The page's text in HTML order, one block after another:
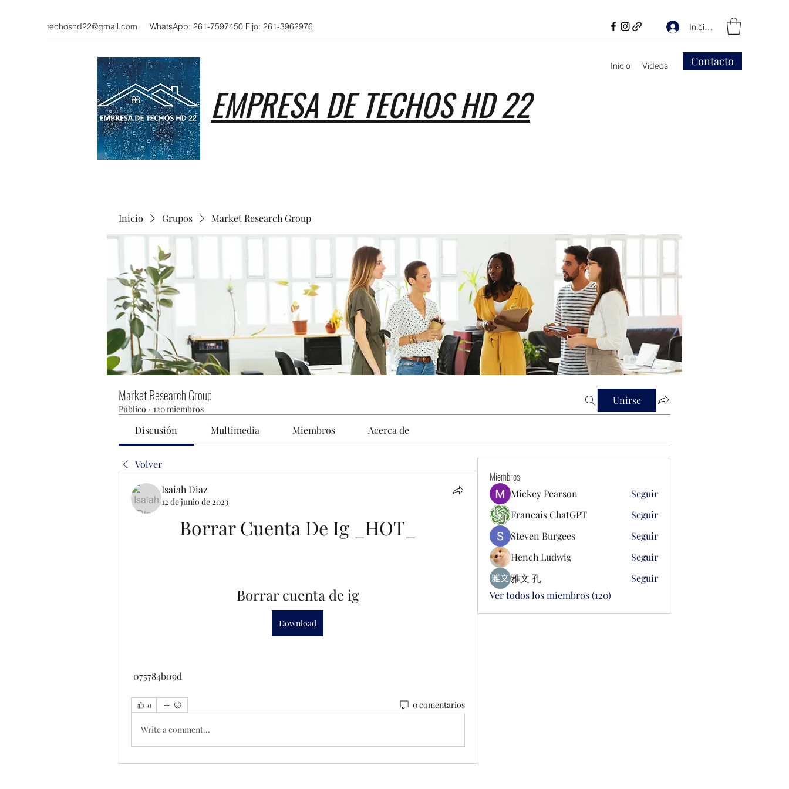
techoshd22@gmail.com WhatsApp: 261-7597450 Fijo: 261-3962976 Iniciar sesión
Inicio Videos Contacto
EMPRESA DE TECHOS HD 22
Inicio Grupos Market Research Group
Market Research Group
Público · 120 miembros
Unirse
Discusión Multimedia Miembros Acerca de
Volver
Isaiah Diaz
12 de junio de 2023
Borrar Cuenta De Ig _HOT_
Borrar cuenta de ig
Download
075784b09d
0 0 comentarios
Write a comment...
Miembros
Mickey Pearson
Seguir
Francais ChatGPT
Seguir
Steven Burgees
Seguir
Hench Ludwig
Seguir
雅文 孔
Seguir
Ver todos los miembros (120)